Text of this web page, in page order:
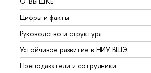
Цифры и факты
Руководство и структура
Устойчивое развитие в НИУ ВШЭ
Преподаватели и сотрудники